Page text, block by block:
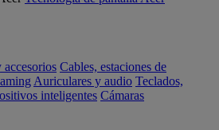
accesorios Cables, estaciones de
Auriculares y audio Teclados,
inteligentes Cámaras